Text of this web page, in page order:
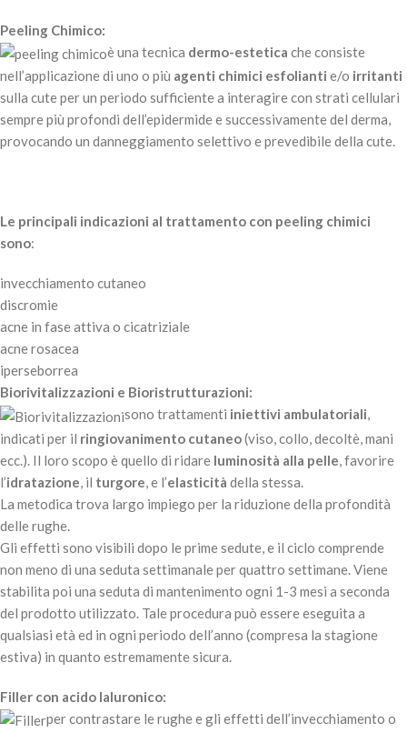
Peeling Chimico:
è una tecnica dermo-estetica che consiste
nell’applicazione di uno o più agenti chimici esfolianti e/o irritanti
sulla cute per un periodo sufficiente a interagire con strati cellulari
sempre più profondi dell’epidermide e successivamente del derma,
provocando un danneggiamento selettivo e prevedibile della cute.
Le principali indicazioni al trattamento con peeling chimici
sono:
invecchiamento cutaneo
discromie
acne in fase attiva o cicatriziale
acne rosacea
iperseborrea
Biorivitalizzazioni e Bioristrutturazioni:
sono trattamenti iniettivi ambulatoriali,
indicati per il ringiovanimento cutaneo(viso, collo, decoltè, mani
ecc.). Il loro scopo è quello di ridare luminosità alla pelle , favorire
l’idratazione , il turgore , e l’elasticità della stessa.
La metodica trova largo impiego per la riduzione della profondità
delle rughe.
Gli effetti sono visibili dopo le prime sedute, e il ciclo comprende
non meno di una seduta settimanale per quattro settimane. Viene
stabilita poi una seduta di mantenimento ogni 1-3 mesi a seconda
del prodotto utilizzato. Tale procedura può essere eseguita a
qualsiasi età ed in ogni periodo dell’anno (compresa la stagione
estiva) in quanto estremamente sicura.
Filler con acido Ialuronico:
per contrastare le rughe e gli effetti dell’invecchiamento o